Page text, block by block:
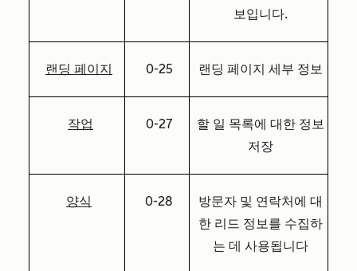
보입니다.
랜딩 페이지 0-25 랜딩 페이지 세부 정보
작업 0-27
할 일 목록에 대한 정보
저장
양식 0-28
방문자 및 연락처에 대
한 리드 정보를 수집하
는 데 사용됩니다